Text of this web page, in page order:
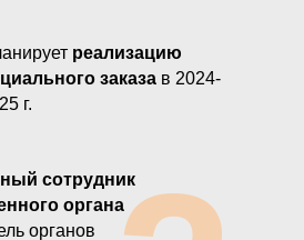
сотрудник
органа
органов
реализацию
заказа в 2024-
г.